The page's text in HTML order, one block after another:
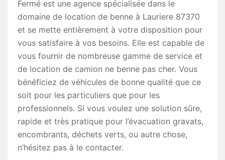
Fermé est une agence spécialisée dans le
domaine de location de benne à Lauriere 87370
et se mette entièrement à votre disposition pour
vous satisfaire à vos besoins. Elle est capable de
vous fournir de nombreuse gamme de service et
de location de camion ne benne pas cher. Vous
bénéficiez de véhicules de bonne qualité que ce
soit pour les particuliers que pour les
professionnels. Si vous voulez une solution sûre,
rapide et très pratique pour l’évacuation gravats,
encombrants, déchets verts, ou autre chose,
n’hésitez pas à le contacter.